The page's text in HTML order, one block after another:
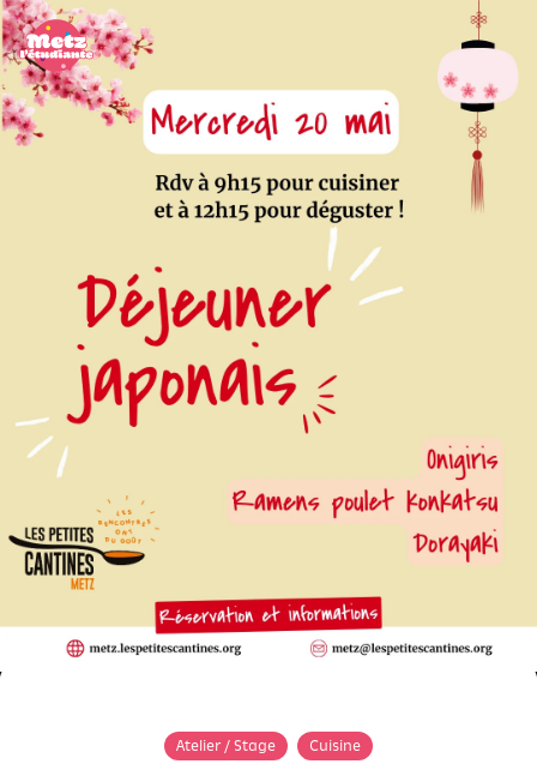
Panneau de gestion des cookies
Atelier / Stage Cuisine